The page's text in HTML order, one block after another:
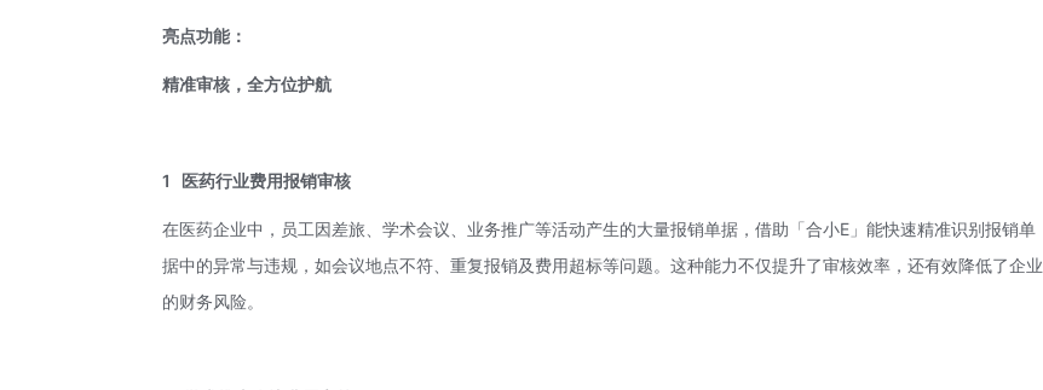
亮点功能：
精准审核，全方位护航
1 医药行业费用报销审核
在医药企业中，员工因差旅、学术会议、业务推广等活动产生的大量报销单据，借助「合小E」能快速精准识别报销单
据中的异常与违规，如会议地点不符、重复报销及费用超标等问题。这种能力不仅提升了审核效率，还有效降低了企业
的财务风险。